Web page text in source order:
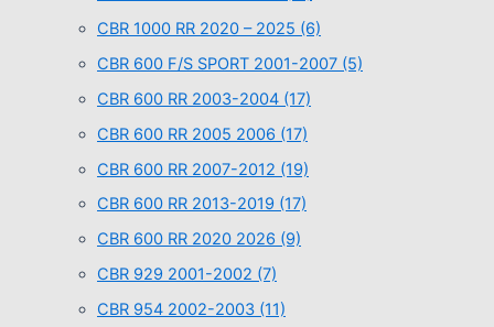
CBR 1000 RR 2020 – 2025 (6)
CBR 600 F/S SPORT 2001-2007 (5)
CBR 600 RR 2003-2004 (17)
CBR 600 RR 2005 2006 (17)
CBR 600 RR 2007-2012 (19)
CBR 600 RR 2013-2019 (17)
CBR 600 RR 2020 2026 (9)
CBR 929 2001-2002 (7)
CBR 954 2002-2003 (11)